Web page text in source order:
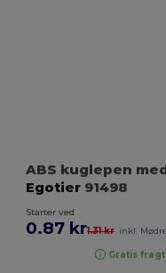
ABS kuglepen
Egotier 91498
Starter ved
0.87 kr1.31 kr inkl.
Gratis